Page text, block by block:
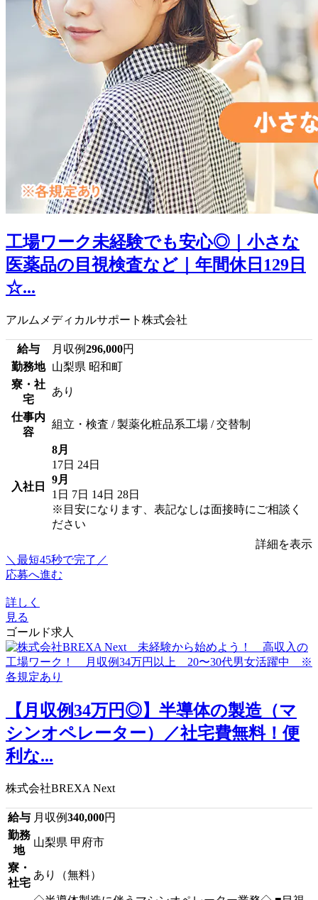
工場ワーク未経験でも安心◎｜小さな
医薬品の目視検査など｜年間休日129日
☆...
アルムメディカルサポート株式会社
給与 月収例296,000円
勤務地 山梨県 昭和町
寮・社
宅
あり
仕事内
容
組立・検査 / 製薬化粧品系工場 / 交替制
入社日
8月
17日 24日
9月
1日 7日 14日 28日
※目安になります、表記なしは面接時にご相談く
ださい
詳細を表示
＼最短45秒で完了／
応募へ進む
詳しく
見る
ゴールド求人
【月収例34万円◎】半導体の製造（マ
シンオペレーター）／社宅費無料！便
利な...
株式会社BREXA Next
給与 月収例340,000円
勤務
地
山梨県 甲府市
寮・
社宅
あり（無料）